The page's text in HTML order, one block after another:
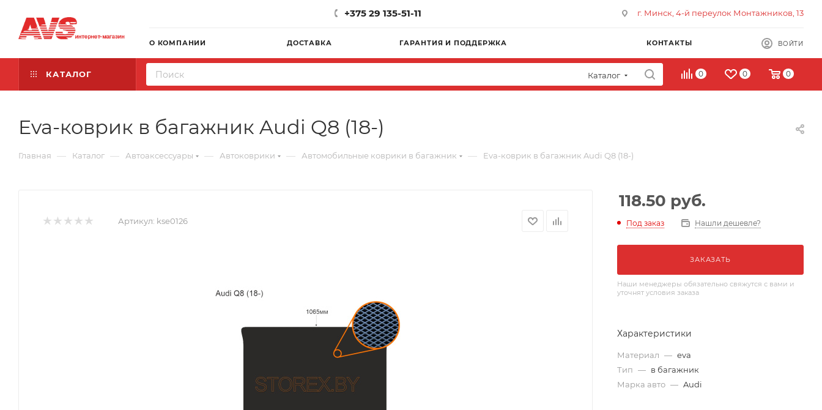
+375 29 135-51-11 г. Минск, 4-й переулок Монтажников, 13
О КОМПАНИИ ДОСТАВКА ГАРАНТИЯ И ПОДДЕРЖКА КОНТАКТЫ ВОЙТИ
КАТАЛОГ Каталог 0 0 0
Eva-коврик в багажник Audi Q8 (18-)
Главная — Каталог — Автоаксессуары — Автоковрики — Автомобильные коврики в багажник — Eva-коврик в багажник Audi Q8 (18-)
Артикул: kse0126
118.50 руб.
Под заказ Нашли дешевле?
ЗАКАЗАТЬ
Наши менеджеры обязательно свяжутся с вами и
уточнят условия заказа
Характеристики
Материал — eva
Тип — в багажник
Марка авто — Audi